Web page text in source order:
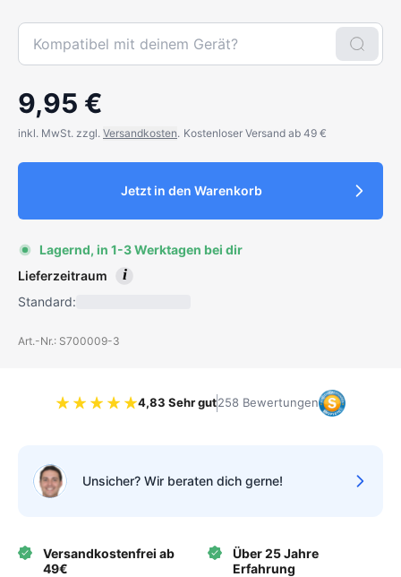
9,95 €
inkl. MwSt. zzgl. Versandkosten. Kostenloser Versand ab 49 €
Jetzt in den Warenkorb
Lagernd, in 1-3 Werktagen bei dir
Lieferzeitraum
i
Standard:
Art.-Nr.: S700009-3
Bewertung 4.83 von 5 Sternen
4,83 Sehr gut258 Bewertungen
Unsicher? Wir beraten dich gerne!
Versandkostenfrei ab
49€
Über 25 Jahre
Erfahrung